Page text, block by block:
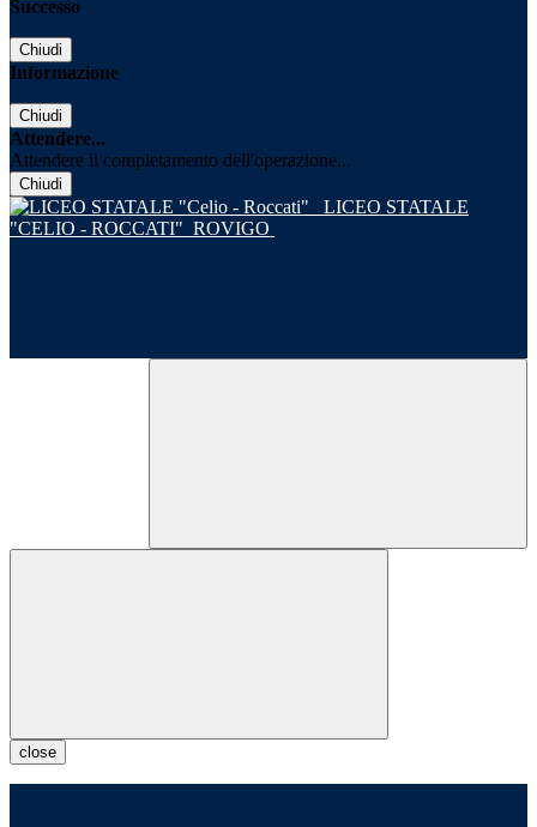
Successo
Chiudi
Informazione
Chiudi
Attendere...
Attendere il completamento dell'operazione...
Chiudi
LICEO STATALE
"CELIO - ROCCATI" ROVIGO
close